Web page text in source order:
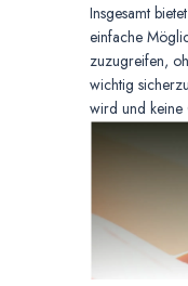
Insgesamt
einfache
zuzugreifen,
wichtig
wird und keine